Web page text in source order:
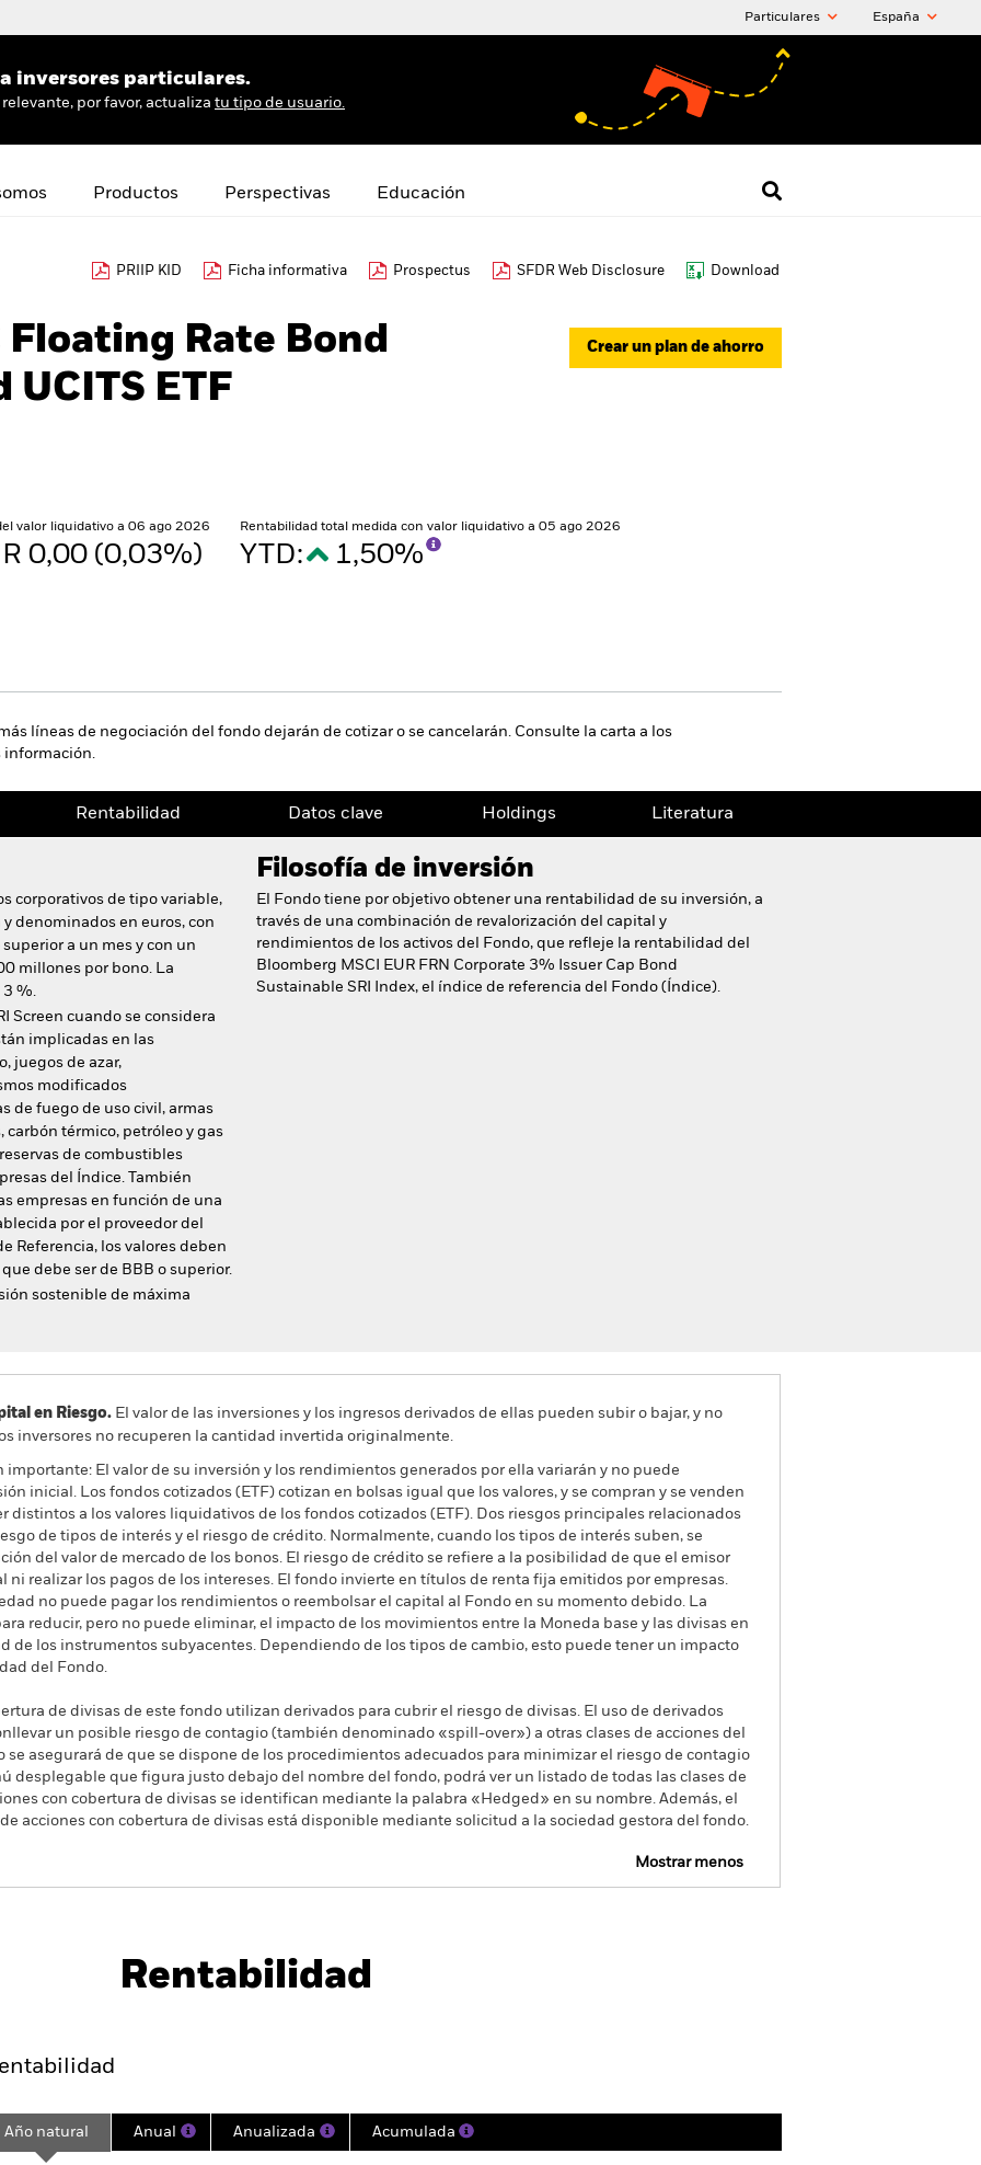
Particulares España
inversores particulares.
por favor, actualiza tu tipo de usuario.
Productos Perspectivas Educación
PRIIP KID Ficha informativa Prospectus SFDR Web Disclosure Download
Floating Rate Bond
UCITS ETF
Crear un plan de ahorro
valor liquidativo a 06 ago 2026
0,00 (0,03%)
Rentabilidad total medida con valor liquidativo a 05 ago 2026
YTD: 1,50%
líneas de negociación del fondo dejarán de cotizar o se cancelarán. Consulte la carta a los
información.
Rentabilidad Datos clave Holdings Literatura
corporativos de tipo variable,
denominados en euros, con
a un mes y con un
millones por bono. La
3 %.
Screen cuando se considera
implicadas en las
juegos de azar,
modificados
de fuego de uso civil, armas
carbón térmico, petróleo y gas
de combustibles
del Índice. También
empresas en función de una
por el proveedor del
Referencia, los valores deben
debe ser de BBB o superior.
sostenible de máxima
Filosofía de inversión
El Fondo tiene por objetivo obtener una rentabilidad de su inversión, a
través de una combinación de revalorización del capital y
rendimientos de los activos del Fondo, que refleje la rentabilidad del
Bloomberg MSCI EUR FRN Corporate 3% Issuer Cap Bond
Sustainable SRI Index, el índice de referencia del Fondo (Índice).
en Riesgo. El valor de las inversiones y los ingresos derivados de ellas pueden subir o bajar, y no
inversores no recuperen la cantidad invertida originalmente.
importante: El valor de su inversión y los rendimientos generados por ella variarán y no puede
inicial. Los fondos cotizados (ETF) cotizan en bolsas igual que los valores, y se compran y se venden
distintos a los valores liquidativos de los fondos cotizados (ETF). Dos riesgos principales relacionados
de tipos de interés y el riesgo de crédito. Normalmente, cuando los tipos de interés suben, se
del valor de mercado de los bonos. El riesgo de crédito se refiere a la posibilidad de que el emisor
ni realizar los pagos de los intereses. El fondo invierte en títulos de renta fija emitidos por empresas.
no puede pagar los rendimientos o reembolsar el capital al Fondo en su momento debido. La
reducir, pero no puede eliminar, el impacto de los movimientos entre la Moneda base y las divisas en
de los instrumentos subyacentes. Dependiendo de los tipos de cambio, esto puede tener un impacto
del Fondo.
de divisas de este fondo utilizan derivados para cubrir el riesgo de divisas. El uso de derivados
un posible riesgo de contagio (también denominado «spill-over») a otras clases de acciones del
se asegurará de que se dispone de los procedimientos adecuados para minimizar el riesgo de contagio
desplegable que figura justo debajo del nombre del fondo, podrá ver un listado de todas las clases de
con cobertura de divisas se identifican mediante la palabra «Hedged» en su nombre. Además, el
acciones con cobertura de divisas está disponible mediante solicitud a la sociedad gestora del fondo.
Mostrar menos
Rentabilidad
2018-06-01 00:00:00 to 2026-08-05 00:00:00.
Año natural Anual Anualizada Acumulada